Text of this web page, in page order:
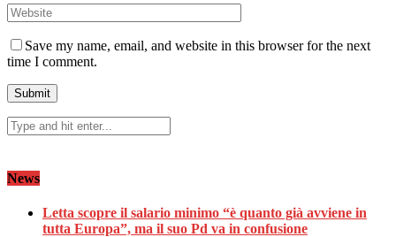
Save my name, email, and website in this browser for the next
time I comment.
News
Letta scopre il salario minimo “è quanto già avviene in
tutta Europa”, ma il suo Pd va in confusione